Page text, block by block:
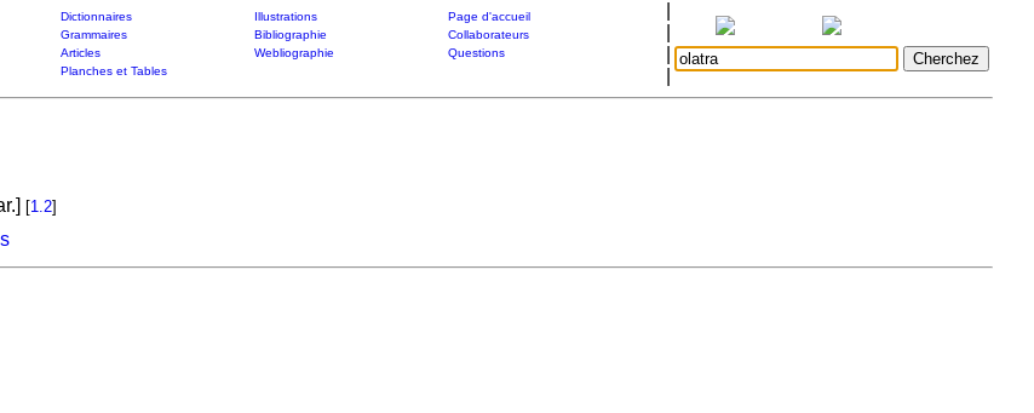
Dictionnaires Illustrations
Page d'accueil
Grammaires Bibliographie
Collaborateurs
Articles Webliographie
Questions
Planches et Tables
[1.2]